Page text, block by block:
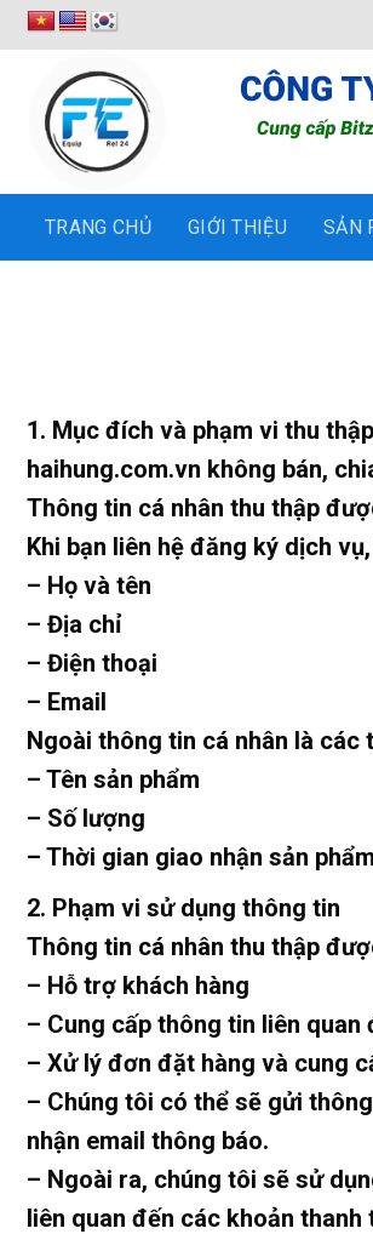
qua
TRANG CHỦ GIỚI THIỆU SẢN
1. Mục đích và phạm vi thu
haihung.com.vn không bán,
Thông tin cá nhân thu thập
Khi bạn liên hệ đăng ký dịch
– Họ và tên
– Địa chỉ
– Điện thoại
– Email
Ngoài thông tin cá nhân là các
– Tên sản phẩm
– Số lượng
– Thời gian giao nhận sản phẩm
2. Phạm vi sử dụng thông tin
Thông tin cá nhân thu thập
– Hỗ trợ khách hàng
– Cung cấp thông tin liên quan
– Xử lý đơn đặt hàng và cung
– Chúng tôi có thể sẽ gửi
nhận email thông báo.
– Ngoài ra, chúng tôi sẽ sử
liên quan đến các khoản